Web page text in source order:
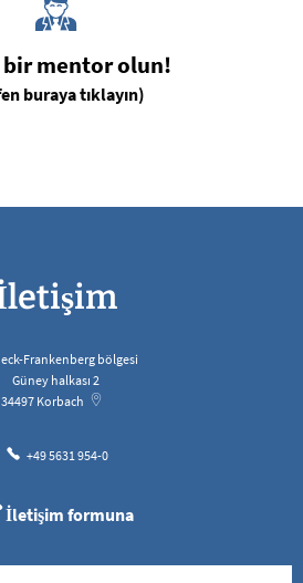
mentor olun!
buraya tıklayın)
Frankenberg bölgesi
Güney halkası 2
34497 Korbach
+49 5631 954-0
İletişim formuna